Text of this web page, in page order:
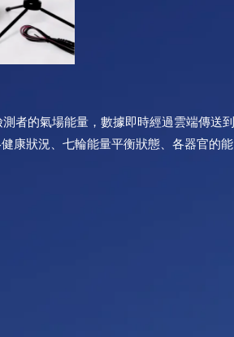
者的氣場能量，數據即時經過雲端傳送到
康狀況、七輪能量平衡狀態、各器官的能